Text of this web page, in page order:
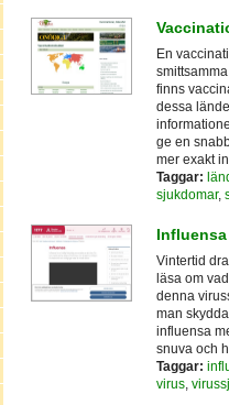
En
finns
dessa
ge en
mer exakt
Taggar:
sjukdomar,
Influensa
Vintertid
läsa om
denna
man
influensa
snuva och
Taggar:
virus,